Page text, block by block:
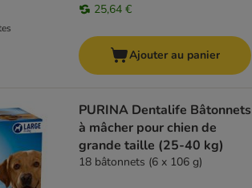
25,64 €
Ajouter au panier
PURINA Dentalife Bâtonnets
à mâcher pour chien de
grande taille (25-40 kg)
18 bâtonnets (6 x 106 g)